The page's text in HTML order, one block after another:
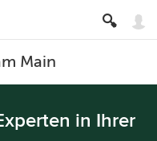
Main
in Ihrer